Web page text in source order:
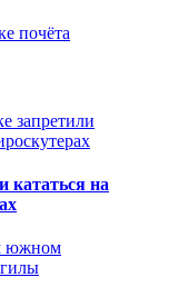
кататься на